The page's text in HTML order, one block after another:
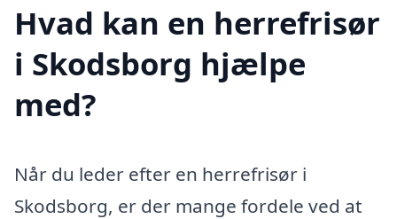
Hvad kan en herrefrisør
i Skodsborg hjælpe
med?
Når du leder efter en herrefrisør i
Skodsborg, er der mange fordele ved at